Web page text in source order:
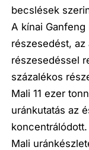
becslések
A kínai
részesedést, az
részesedéssel
százalékos
Mali 11 ezer
uránkutatás az
Mali